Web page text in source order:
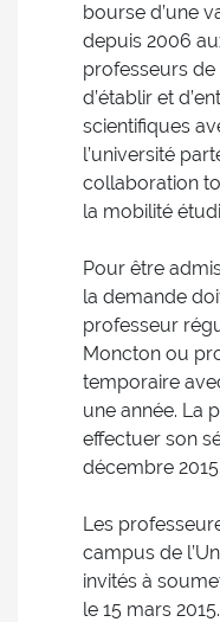
bourse d’une
depuis 2006
professeurs
d’établir et
scientifiques
l’université
collaboration
la mobilité
Pour être
la demande
professeur
Moncton ou
temporaire
une année. La
effectuer son
décembre 2015.
Les
campus de
invités à
le 15 mars